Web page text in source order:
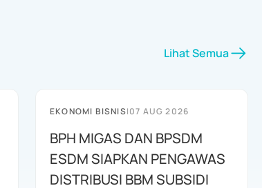
Lihat Semua
EKONOMI BISNIS|07 AUG 2026
BPH MIGAS DAN BPSDM
ESDM SIAPKAN PENGAWAS
DISTRIBUSI BBM SUBSIDI